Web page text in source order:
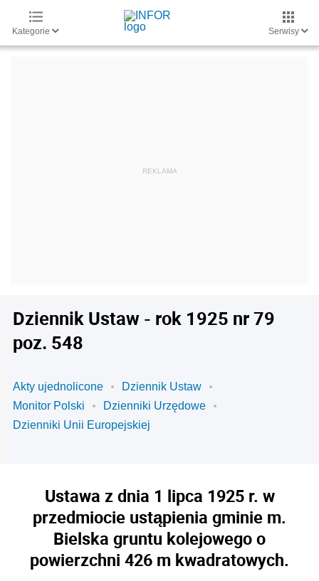
Kategorie Serwisy
Dziennik Ustaw - rok 1925 nr 79
poz. 548
Akty ujednolicone
Dziennik Ustaw
Monitor Polski
Dzienniki Urzędowe
Dzienniki Unii Europejskiej
Ustawa z dnia 1 lipca 1925 r. w
przedmiocie ustąpienia gminie m.
Bielska gruntu kolejowego o
powierzchni 426 m kwadratowych.